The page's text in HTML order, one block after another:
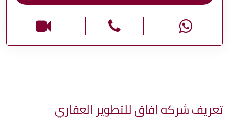
تعريف شركه افاق للتطوير العقاري